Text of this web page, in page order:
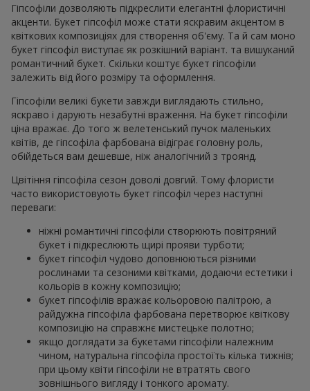
Гіпсофіли дозволяють підкреслити елегантні флористичні
акценти. Букет гіпсофіл може стати яскравим акцентом в
квіткових композиціях для створення об'єму. Та й сам моно
букет гіпсофіл виступає як розкішний варіант. та вишуканий
романтичний букет. Скільки коштує букет гіпсофіли
залежить від його розміру та оформлення.
Гіпсофіли великі букети завжди виглядають стильно,
яскраво і дарують незабутні враження. На букет гіпсофіли
ціна вражає. До того ж велетенський пучок маленьких
квітів, де гіпсофіла фарбована відіграє головну роль,
обійдеться вам дешевше, ніж аналогічний з троянд.
Цвітіння гіпсофіла сезон доволі довгий. Тому флористи
часто використовують букет гіпсофіл через наступні
переваги:
ніжні романтичні гіпсофіли створюють повітряний
букет і підкреслюють щирі прояви турботи;
букет гіпсофіл чудово доповнюються різними
рослинами та сезоними квітками, додаючи естетики і
кольорів в кожну композицію;
букет гіпсофілів вражає кольоровою палітрою, а
райдужна гіпсофіла фарбована перетворює квіткову
композицію на справжнє мистецьке полотно;
якщо доглядати за букетами гіпсофіли належним
чином, натуральна гіпсофіла простоїть кілька тижнів;
при цьому квіти гіпсофіли не втратять свого
зовнішнього вигляду і тонкого аромату.